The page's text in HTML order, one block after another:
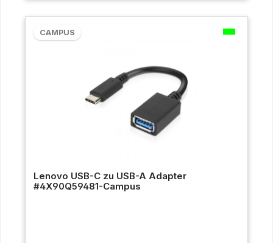
CAMPUS
Lenovo USB-C zu USB-A Adapter
#4X90Q59481-Campus